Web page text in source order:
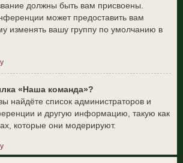
должны быть вам присвоены.
может предоставить вам
изменять вашу группу по умолчанию в
«Наша команда»?
найдёте список администраторов и
и другую информацию, такую как
которые они модерируют.